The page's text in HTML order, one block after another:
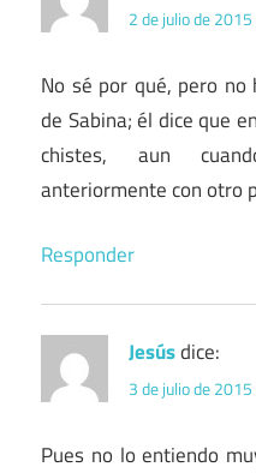
2 de julio de
No sé por qué, pero
de Sabina; él dice que
chistes, aun
anteriormente con otro
Responder
Jesúsdice:
3 de julio de
Pues no lo entiendo